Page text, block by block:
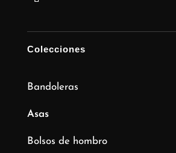
Colecciones
Bandoleras
Asas
Bolsos de hombro